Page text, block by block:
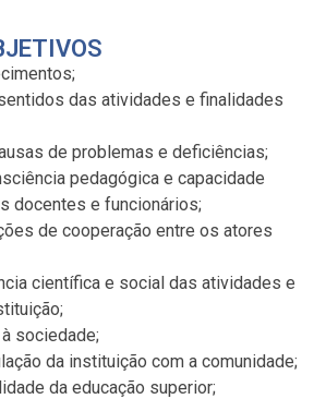
das atividades e finalidades
de problemas e deficiências;
pedagógica e capacidade
docentes e funcionários;
de cooperação entre os atores
científica e social das atividades e
sociedade;
da instituição com a comunidade;
da educação superior;